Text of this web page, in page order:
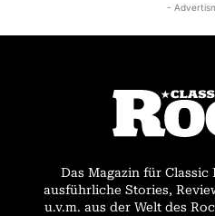
-
Das Magazin für
ausführliche Stories,
u.v.m. aus der Welt des